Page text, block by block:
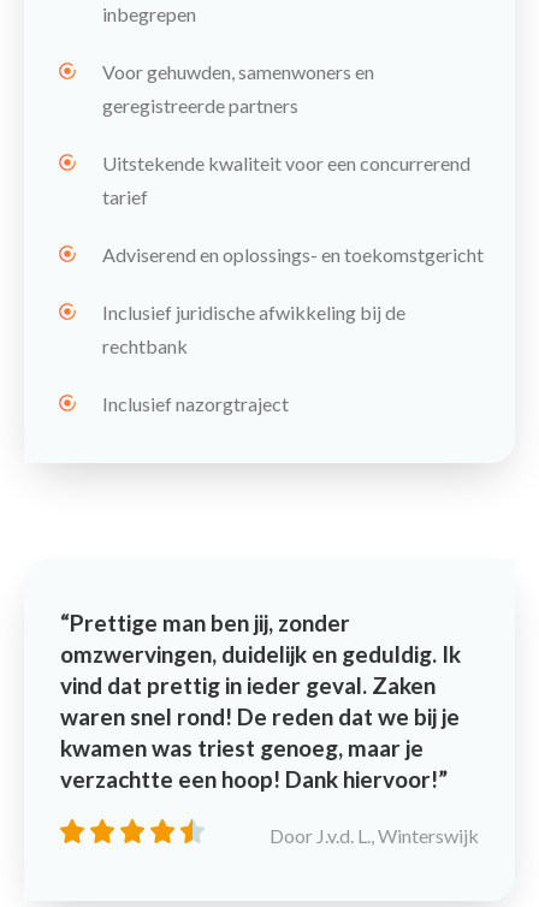
inbegrepen
Voor gehuwden, samenwoners en
geregistreerde partners
Uitstekende kwaliteit voor een concurrerend
tarief
Adviserend en oplossings- en toekomstgericht
Inclusief juridische afwikkeling bij de
rechtbank
Inclusief nazorgtraject
Prettige man ben jij, zonder
omzwervingen, duidelijk en geduldig. Ik
vind dat prettig in ieder geval. Zaken
waren snel rond! De reden dat we bij je
kwamen was triest genoeg, maar je
verzachtte een hoop! Dank hiervoor!
Door J.v.d. L., Winterswijk